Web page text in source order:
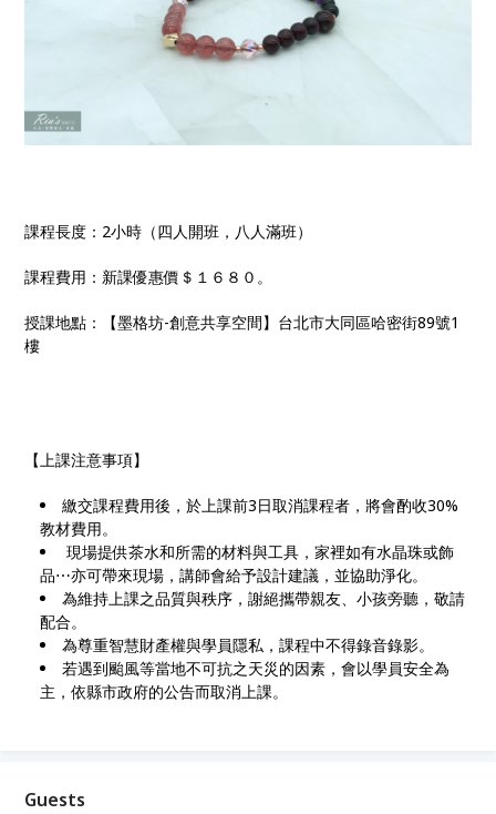
課程長度：2小時（四人開班，八人滿班）
課程費用：新課優惠價＄１６８０。
授課地點：【墨格坊-創意共享空間】台北市大同區哈密街89號1
樓
【上課注意事項】
繳交課程費用後，於上課前3日取消課程者，將會酌收30%
教材費用。
現場提供茶水和所需的材料與工具，家裡如有水晶珠或飾
品⋯亦可帶來現場，講師會給予設計建議，並協助淨化。
為維持上課之品質與秩序，謝絕攜帶親友、小孩旁聽，敬請
配合。
為尊重智慧財產權與學員隱私，課程中不得錄音錄影。
若遇到颱風等當地不可抗之天災的因素，會以學員安全為
主，依縣市政府的公告而取消上課。
Guests